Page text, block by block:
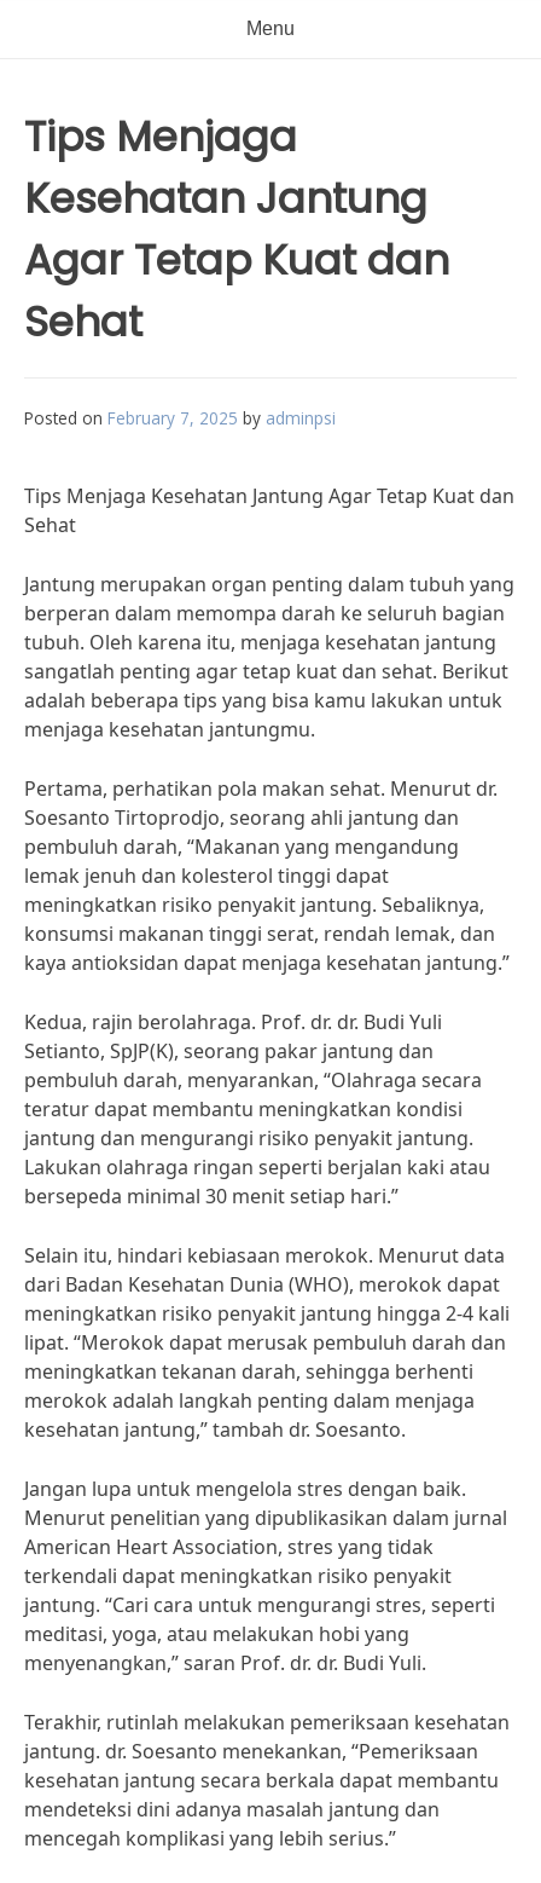
Menu
Tips Menjaga
Kesehatan Jantung
Agar Tetap Kuat dan
Sehat
Posted on February 7, 2025 by adminpsi
Tips Menjaga Kesehatan Jantung Agar Tetap Kuat dan
Sehat
Jantung merupakan organ penting dalam tubuh yang
berperan dalam memompa darah ke seluruh bagian
tubuh. Oleh karena itu, menjaga kesehatan jantung
sangatlah penting agar tetap kuat dan sehat. Berikut
adalah beberapa tips yang bisa kamu lakukan untuk
menjaga kesehatan jantungmu.
Pertama, perhatikan pola makan sehat. Menurut dr.
Soesanto Tirtoprodjo, seorang ahli jantung dan
pembuluh darah, “Makanan yang mengandung
lemak jenuh dan kolesterol tinggi dapat
meningkatkan risiko penyakit jantung. Sebaliknya,
konsumsi makanan tinggi serat, rendah lemak, dan
kaya antioksidan dapat menjaga kesehatan jantung.”
Kedua, rajin berolahraga. Prof. dr. dr. Budi Yuli
Setianto, SpJP(K), seorang pakar jantung dan
pembuluh darah, menyarankan, “Olahraga secara
teratur dapat membantu meningkatkan kondisi
jantung dan mengurangi risiko penyakit jantung.
Lakukan olahraga ringan seperti berjalan kaki atau
bersepeda minimal 30 menit setiap hari.”
Selain itu, hindari kebiasaan merokok. Menurut data
dari Badan Kesehatan Dunia (WHO), merokok dapat
meningkatkan risiko penyakit jantung hingga 2-4 kali
lipat. “Merokok dapat merusak pembuluh darah dan
meningkatkan tekanan darah, sehingga berhenti
merokok adalah langkah penting dalam menjaga
kesehatan jantung,” tambah dr. Soesanto.
Jangan lupa untuk mengelola stres dengan baik.
Menurut penelitian yang dipublikasikan dalam jurnal
American Heart Association, stres yang tidak
terkendali dapat meningkatkan risiko penyakit
jantung. “Cari cara untuk mengurangi stres, seperti
meditasi, yoga, atau melakukan hobi yang
menyenangkan,” saran Prof. dr. dr. Budi Yuli.
Terakhir, rutinlah melakukan pemeriksaan kesehatan
jantung. dr. Soesanto menekankan, “Pemeriksaan
kesehatan jantung secara berkala dapat membantu
mendeteksi dini adanya masalah jantung dan
mencegah komplikasi yang lebih serius.”